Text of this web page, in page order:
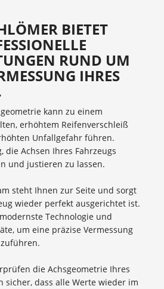
BIETET
RUND UM
IHRES
kann zu einem
erhöhtem Reifenverschleiß
Unfallgefahr führen.
die Achsen Ihres Fahrzeugs
und justieren zu lassen.
steht Ihnen zur Seite und sorgt
wieder perfekt ausgerichtet ist.
Technologie und
um eine präzise Vermessung
die Achsgeometrie Ihres
sicher, dass alle Werte wieder im